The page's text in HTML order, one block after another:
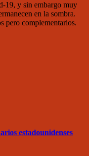
19, y sin embargo muy
en la sombra.
pero complementarios.
estadounidenses